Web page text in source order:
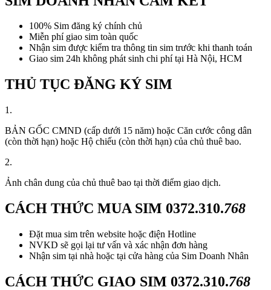
100% Sim đăng ký chính chủ
Miễn phí giao sim toàn quốc
Nhận sim được kiểm tra thông tin sim trước khi thanh toán
Giao sim 24h không phát sinh chi phí tại Hà Nội, HCM
THỦ TỤC ĐĂNG KÝ SIM
1.
BẢN GỐC CMND (cấp dưới 15 năm) hoặc Căn cước công dân
(còn thời hạn) hoặc Hộ chiếu (còn thời hạn) của chủ thuê bao.
2.
Ảnh chân dung của chủ thuê bao tại thời điểm giao dịch.
CÁCH THỨC MUA SIM 0372.310.768
Đặt mua sim trên website hoặc điện Hotline
NVKD sẽ gọi lại tư vấn và xác nhận đơn hàng
Nhận sim tại nhà hoặc tại cửa hàng của Sim Doanh Nhân
CÁCH THỨC GIAO SIM 0372.310.768